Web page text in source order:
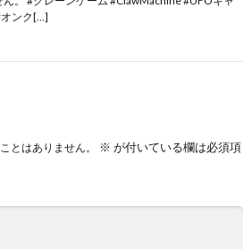
オンク[…]
とはありません。 ※ が付いている欄は必須項